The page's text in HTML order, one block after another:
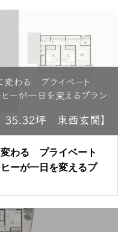
わる プライベート
ーが一日を変えるプ